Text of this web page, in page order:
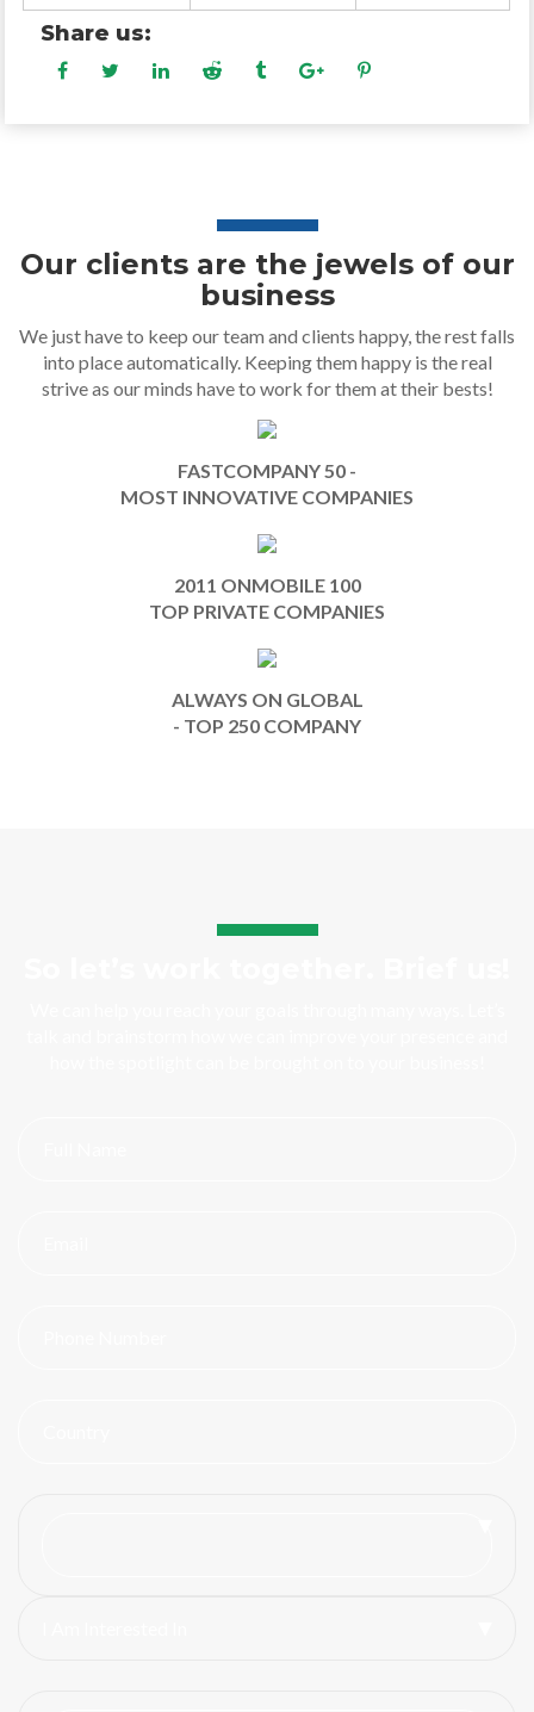
Share us:
Our clients are the jewels of our
business
We just have to keep our team and clients happy, the rest falls
into place automatically. Keeping them happy is the real
strive as our minds have to work for them at their bests!
FASTCOMPANY 50 -
MOST INNOVATIVE COMPANIES
2011 ONMOBILE 100
TOP PRIVATE COMPANIES
ALWAYS ON GLOBAL
- TOP 250 COMPANY